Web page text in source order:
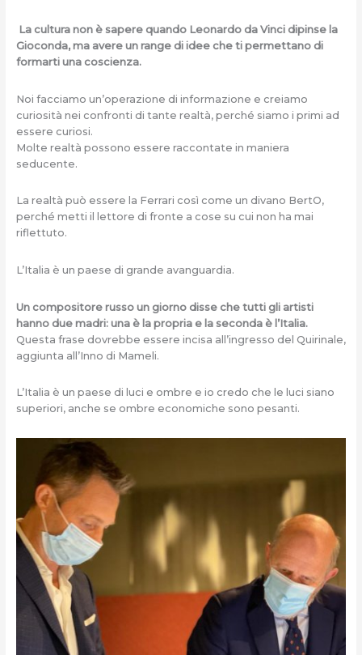
La cultura non è sapere quando Leonardo da Vinci dipinse la
Gioconda, ma avere un range di idee che ti permettano di
formarti una coscienza.
Noi facciamo un’operazione di informazione e creiamo
curiosità nei confronti di tante realtà, perché siamo i primi ad
essere curiosi.
Molte realtà possono essere raccontate in maniera
seducente.
La realtà può essere la Ferrari così come un divano BertO,
perché metti il lettore di fronte a cose su cui non ha mai
riflettuto.
L’Italia è un paese di grande avanguardia.
Un compositore russo un giorno disse che tutti gli artisti
hanno due madri: una è la propria e la seconda è l’Italia.
Questa frase dovrebbe essere incisa all’ingresso del Quirinale,
aggiunta all’Inno di Mameli.
L’Italia è un paese di luci e ombre e io credo che le luci siano
superiori, anche se ombre economiche sono pesanti.